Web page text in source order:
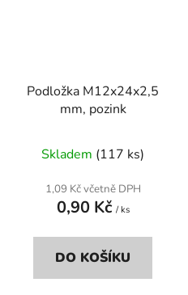
Podložka M12x24x2,5
mm, pozink
Skladem (117 ks)
1,09 Kč včetně DPH
0,90 Kč / ks
DO KOŠÍKU